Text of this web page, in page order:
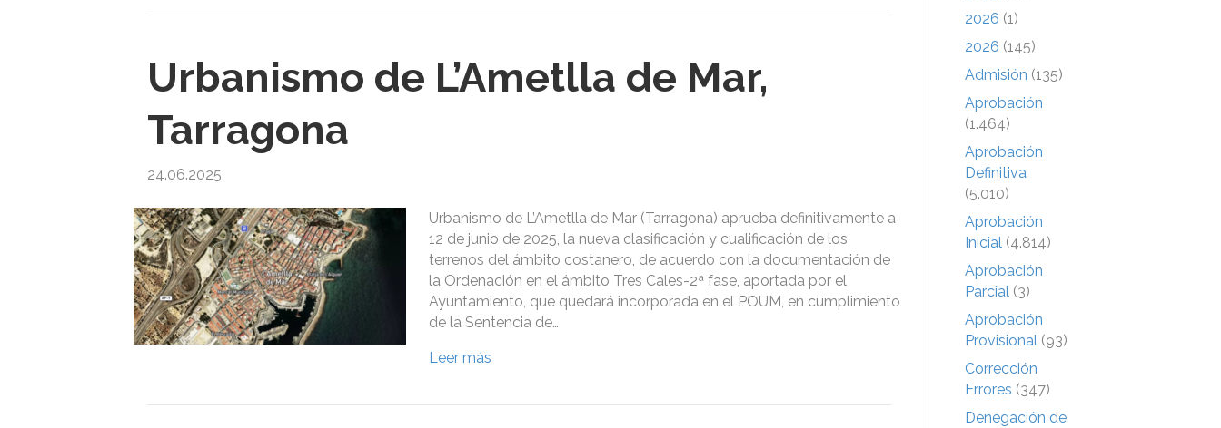
Urbanismo de L’Ametlla de Mar,
Tarragona
24.06.2025
Urbanismo de L’Ametlla de Mar (Tarragona) aprueba definitivamente a
12 de junio de 2025, la nueva clasificación y cualificación de los
terrenos del ámbito costanero, de acuerdo con la documentación de
la Ordenación en el ámbito Tres Cales-2ª fase, aportada por el
Ayuntamiento, que quedará incorporada en el POUM, en cumplimiento
de la Sentencia de…
Leer más
2026 (1)
2026 (145)
Admisión (135)
Aprobación
(1.464)
Aprobación
Definitiva
(5.010)
Aprobación
Inicial (4.814)
Aprobación
Parcial (3)
Aprobación
Provisional (93)
Corrección
Errores (347)
Denegación de